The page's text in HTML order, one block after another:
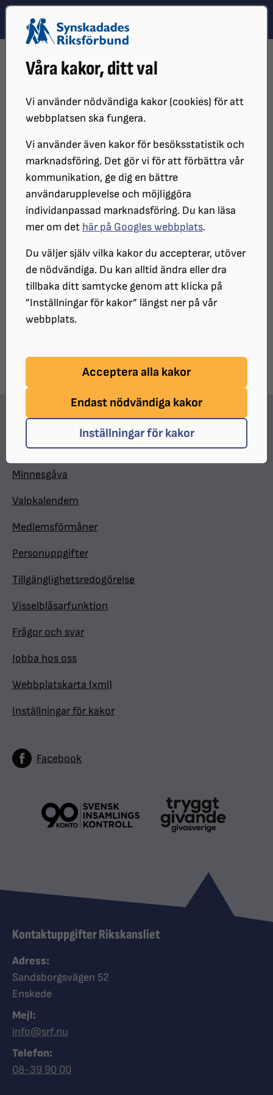
Våra kakor, ditt val
Vi använder nödvändiga kakor (cookies) för att
webbplatsen ska fungera.
Vi använder även kakor för besöksstatistik och
marknadsföring. Det gör vi för att förbättra vår
kommunikation, ge dig en bättre
användarupplevelse och möjliggöra
individanpassad marknadsföring. Du kan läsa
mer om det här på Googles webbplats.
Du väljer själv vilka kakor du accepterar, utöver
de nödvändiga. Du kan alltid ändra eller dra
tillbaka ditt samtycke genom att klicka på
”Inställningar för kakor” längst ner på vår
webbplats.
Acceptera alla kakor
Endast nödvändiga kakor
Inställningar för kakor
Hoppa till innehåll
Hoppa till hitta snabbt
DISTRIKT
SRF JÖNKÖPINGS LÄN
Lokalföreningar i SRF
Jönköpings län
Här hittar du Synskadades Riksförbunds
lokalföreningar i Jönköpings län.
Föreningarna finns i Finnveden, Höglandet, Sävsjö,
Södra Vätterbygden och Vetlanda och samlar
personer med synnedsättning i respektive område.
UPPDATERAT:2026-04-22
Hitta snabbt
In English
Minnesgåva
Valpkalendern
Medlemsförmåner
Personuppgifter
Tillgänglighetsredogörelse
Visselblåsarfunktion
Frågor och svar
Jobba hos oss
Webbplatskarta (xml)
Inställningar för kakor
Facebook
Kontaktuppgifter Rikskansliet
Adress:
Sandsborgsvägen 52
Enskede
Mejl:
info@srf.nu
Telefon:
Ring Synskadades riksförbund
08-39 90 00